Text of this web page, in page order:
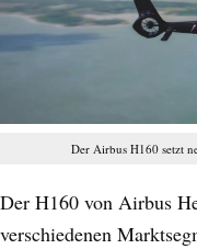
Der Airbus H160 setzt
Der H160 von Airbus
verschiedenen